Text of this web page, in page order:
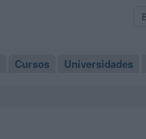
Cursos Universidades